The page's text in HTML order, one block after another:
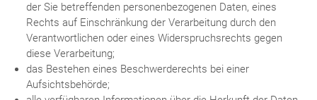
der Sie betreffenden personenbezogenen Daten, eines
Rechts auf Einschränkung der Verarbeitung durch den
Verantwortlichen oder eines Widerspruchsrechts gegen
diese Verarbeitung;
das Bestehen eines Beschwerderechts bei einer
Aufsichtsbehörde;